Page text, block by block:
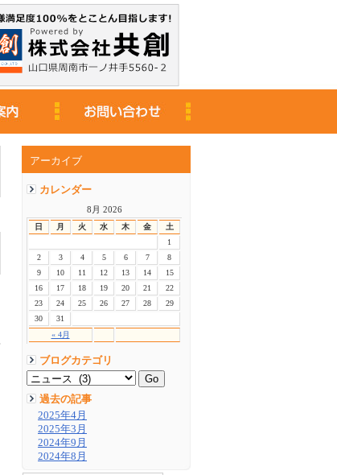
アーカイブ
カレンダー
8月 2026
日 月 火 水 木 金 土
« 4月
1
2
3 4 5 6 7
8
9
10 11 12 13 14
15
16
17 18 19 20 21
22
23
24 25 26 27 28
29
30
31
ブログカテゴリ
過去の記事
2025年4月
2025年3月
2024年9月
2024年8月